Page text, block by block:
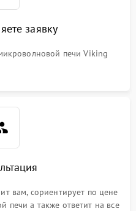
заявку
печи Viking
вам, сориентирует по цене
печи а также ответит на все